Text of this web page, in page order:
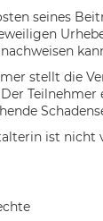
seines
stellt die
ist nicht